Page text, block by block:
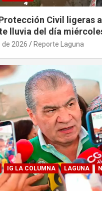
Civil ligeras
lluvia del día
de 2026 Reporte Laguna
IG LA COLUMNA LAGUNA